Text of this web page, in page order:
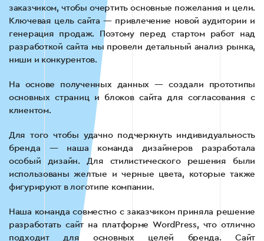
заказчиком, чтобы очертить основные пожелания и цели.
Ключевая цель сайта — привлечение новой аудитории и
генерация продаж. Поэтому перед стартом работ над
разработкой сайта мы провели детальный анализ рынка,
ниши и конкурентов.
На основе полученных данных — создали прототипы
основных страниц и блоков сайта для согласования с
клиентом.
Для того чтобы удачно подчеркнуть индивидуальность
бренда — наша команда дизайнеров разработала
особый дизайн. Для стилистического решения были
использованы желтые и черные цвета, которые также
фигурируют в логотипе компании.
Наша команда совместно с заказчиком приняла решение
разработать сайт на платформе WordPress, что отлично
подходит для основных целей бренда. Сайт